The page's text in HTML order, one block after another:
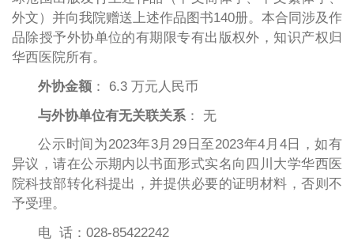
外文）并向我院赠送上述作品图书140册。本合同涉及作
品除授予外协单位的有期限专有出版权外，知识产权归
华西医院所有。
外协金额 ： 6.3 万元人民币
与外协单位有无关联关系 ： 无
公示时间为2023年3月29日至2023年4月4日，如有
异议，请在公示期内以书面形式实名向四川大学华西医
院科技部转化科提出，并提供必要的证明材料，否则不
予受理。
电 话：028-85422242